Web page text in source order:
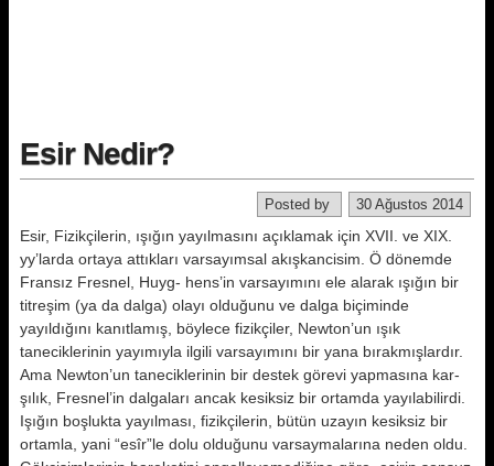
Esir Nedir?
30 Ağustos 2014
Posted by
Esir, Fizikçilerin, ışığın yayılmasını açık­lamak için XVII. ve XIX.
yy’larda orta­ya attıkları varsayımsal akışkancisim. Ö dönemde
Fransız Fresnel, Huyg- hens’in varsayımını ele alarak ışığın bir
titreşim (ya da dalga) olayı oldu­ğunu ve dalga biçiminde
yayıldığını kanıtlamış, böylece fizikçiler, Newton’un ışık
taneciklerinin yayımıyla ilgili varsayımını bir yana bırakmış­lardır.
Ama Newton’un tanecikleri­nin bir destek görevi yapmasına kar­
şılık, Fresnel’in dalgaları ancak ke­siksiz bir ortamda yayılabilirdi.
Işı­ğın boşlukta yayılması, fizikçilerin, bütün uzayın kesiksiz bir
ortamla, yani “esîr”le dolu olduğunu varsay­malarına neden oldu.